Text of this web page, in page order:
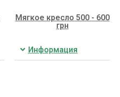
Мягкое кресло 500 - 600
грн
Информация